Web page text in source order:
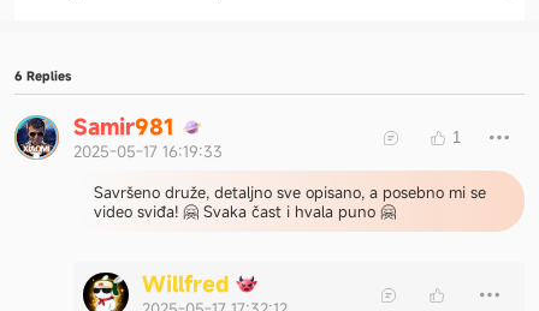
6 Replies
Samir981
2025-05-17 16:19:33
1
Savršeno druže, detaljno sve opisano, a posebno mi se
video sviđa! 🤗 Svaka čast i hvala puno 🤗
Willfred